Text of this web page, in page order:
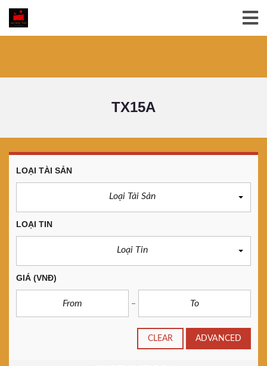
TX15A
LOẠI TÀI SẢN
Loại Tài Sản
LOẠI TIN
Loại Tin
GIÁ (VNĐ)
CLEAR ADVANCED